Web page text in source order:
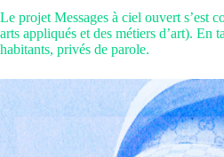
Le projet Messages à ciel ouvert s’est
arts appliqués et des métiers d’art). En
habitants, privés de parole.